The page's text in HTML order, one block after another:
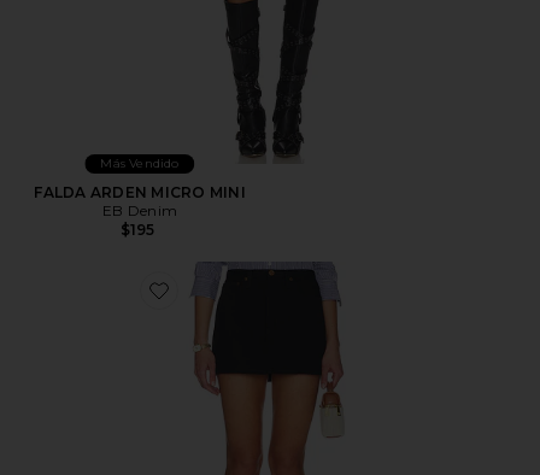
Más Vendido
FALDA ARDEN MICRO MINI
EB Denim
$195
Favorite FALDA KEIRA